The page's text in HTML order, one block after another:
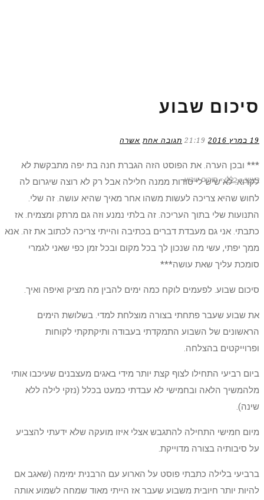
ראשי » כללי » סיכום שבוע
סיכום שבוע
19 במרץ 2016 21:19 תגובה אחת אשרה
*** ובכן הערה. את הפוסט הזה הגברת חנה בת יפה מתבקשת לא
לקרוא. לא שיש לי סודות ממנה חלילה אבל רק לא רוצה שיגרום לה
לחוש שהיא צריכה לעשות משהו אחר מאיך שהיא עושה. זה שלי.
התנועות שלי בתוך העריכה. זה בלתי נמנע וזה גם מרתק ומצמיח. אז
כתבתי. אני גם מעבדת דברים בכתיבה והייתי צריכה לכתוב את זה. אנא
ממך יפתי, עשי מה שנכון לך בכל מקום ובכל זמן כפי שאני לגמרי
סומכת עליך שאת עושה***
סיכום שבוע. לפעמים לוקח כמה ימים להבין מה מציק ואיפה ואיך.
את שבוע שעבר פתחתי בצורה מוצלחת למדי. בשלושת הימים
הראשונים של השבוע התמקדתי בעבודה ותיקתקתי לקוחות
ופרוייקטים בהצלחה.
ביום רביעי התחילו לצוף קצת יותר מידי באגים מעצבנים שעיכבו אותי
מלהמשיך הלאה ובחמישי לא עבדתי כמעט בכלל (נזקי לילה ללא
שינה).
מיום חמישי התחילה להתגבש אצלי איזו מועקה שלא ידעתי להצביע
על סיבותיה בצורה מדוייקת.
ברביעי בלילה כתבתי פוסט על הארוע עם הרבנית ימימה (שאגב אם
להיות יותר חיובית משבוע שעבר אז הייתי מאוד שמחה לשמוע אותה